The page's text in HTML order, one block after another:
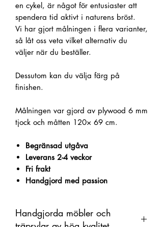
en cykel, är något för entusiaster att
spendera tid aktivt i naturens bröst.
Vi har gjort målningen i flera varianter,
så låt oss veta vilket alternativ du
väljer när du beställer.
Dessutom kan du välja färg på
finishen.
Målningen var gjord av plywood 6 mm
tjock och måtten 120× 69 cm.
Begränsad utgåva
Leverans 2-4 veckor
Fri frakt
Handgjord med passion
Handgjorda möbler och